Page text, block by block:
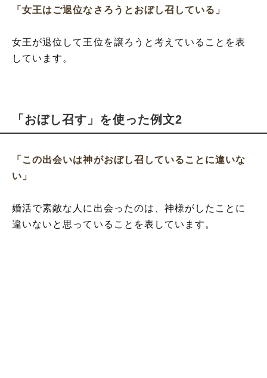
「女王はご退位なさろうとおぼし召している」
女王が退位して王位を譲ろうと考えていることを表
しています。
「おぼし召す」を使った例文2
「この出会いは神がおぼし召していることに違いな
い」
婚活で素敵な人に出会ったのは、神様がしたことに
違いないと思っていることを表しています。